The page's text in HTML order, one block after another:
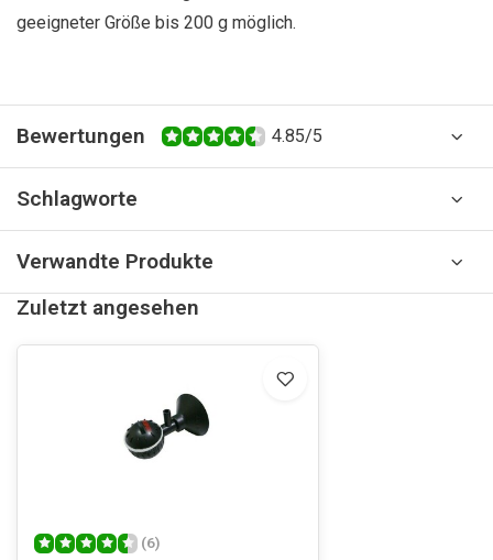
geeigneter Größe bis 200 g möglich.
Bewertungen 4.85/5
Schlagworte
Verwandte Produkte
Zuletzt angesehen
(6)